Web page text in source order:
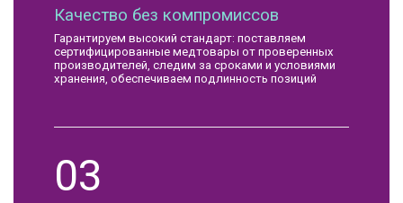
Качество без компромиссов
Гарантируем высокий стандарт: поставляем
сертифицированные медтовары от проверенных
производителей, следим за сроками и условиями
хранения, обеспечиваем подлинность позиций
03